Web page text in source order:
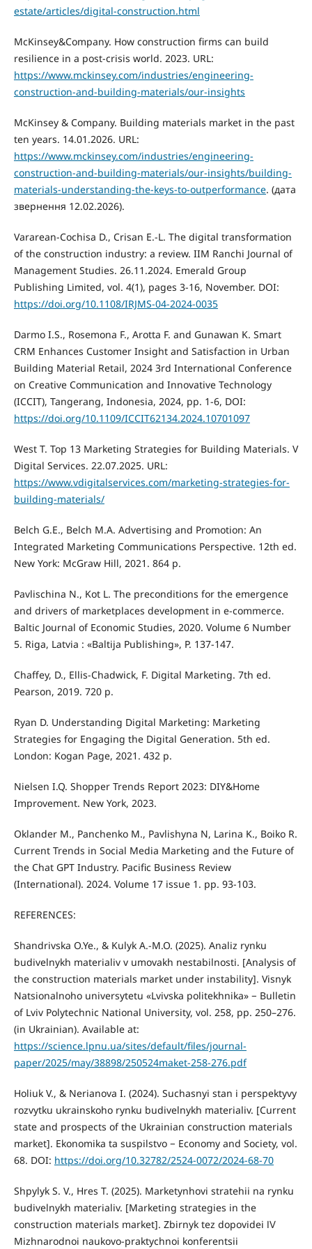
estate/articles/digital-construction.html
McKinsey&Company. How construction firms can build
resilience in a post-crisis world. 2023. URL:
https://www.mckinsey.com/industries/engineering-
construction-and-building-materials/our-insights
McKinsey & Company. Building materials market in the past
ten years. 14.01.2026. URL:
https://www.mckinsey.com/industries/engineering-
construction-and-building-materials/our-insights/building-
materials-understanding-the-keys-to-outperformance. (дата
звернення 12.02.2026).
Vararean-Cochisa D., Crisan E.-L. The digital transformation
of the construction industry: a review. IIM Ranchi Journal of
Management Studies. 26.11.2024. Emerald Group
Publishing Limited, vol. 4(1), pages 3-16, November. DOI:
https://doi.org/10.1108/IRJMS-04-2024-0035
Darmo I.S., Rosemona F., Arotta F. and Gunawan K. Smart
CRM Enhances Customer Insight and Satisfaction in Urban
Building Material Retail, 2024 3rd International Conference
on Creative Communication and Innovative Technology
(ICCIT), Tangerang, Indonesia, 2024, pp. 1-6, DOI:
https://doi.org/10.1109/ICCIT62134.2024.10701097
West T. Top 13 Marketing Strategies for Building Materials. V
Digital Services. 22.07.2025. URL:
https://www.vdigitalservices.com/marketing-strategies-for-
building-materials/
Belch G.E., Belch M.A. Advertising and Promotion: An
Integrated Marketing Communications Perspective. 12th ed.
New York: McGraw Hill, 2021. 864 p.
Pavlisсhіna N., Kot L. The preconditions for the emergence
and drivers of marketplaces development in e-commerce.
Baltic Journal of Economic Studies, 2020. Volume 6 Number
5. Riga, Latvia : «Baltija Publishing», Р. 137-147.
Chaffey, D., Ellis-Chadwick, F. Digital Marketing. 7th ed.
Pearson, 2019. 720 p.
Ryan D. Understanding Digital Marketing: Marketing
Strategies for Engaging the Digital Generation. 5th ed.
London: Kogan Page, 2021. 432 p.
Nielsen I.Q. Shopper Trends Report 2023: DIY&Home
Improvement. New York, 2023.
Oklander M., Panchenko M., Pavlishyna N, Larina K., Boiko R.
Current Trends in Social Media Marketing and the Future of
the Chat GPT Industry. Pacific Business Review
(International). 2024. Volume 17 issue 1. pp. 93-103.
REFERENCES:
Shandrivska O.Ye., & Kulyk A.-M.O. (2025). Analiz rynku
budivelnykh materialiv v umovakh nestabilnosti. [Analysis of
the construction materials market under instability]. Visnyk
Natsionalnoho universytetu «Lvivska politekhnika» − Bulletin
of Lviv Polytechnic National University, vol. 258, pp. 250–276.
(in Ukrainian). Available at:
https://science.lpnu.ua/sites/default/files/journal-
paper/2025/may/38898/250524maket-258-276.pdf
Holiuk V., & Nerianova I. (2024). Suchasnyi stan i perspektyvy
rozvytku ukrainskoho rynku budivelnykh materialiv. [Current
state and prospects of the Ukrainian construction materials
market]. Ekonomika ta suspilstvo − Economy and Society, vol.
68. DOI: https://doi.org/10.32782/2524-0072/2024-68-70
Shpylyk S. V., Hres T. (2025). Marketynhovi stratehii na rynku
budivelnykh materialiv. [Marketing strategies in the
construction materials market]. Zbirnyk tez dopovidei Ⅳ
Mizhnarodnoi naukovo-praktychnoi konferentsii